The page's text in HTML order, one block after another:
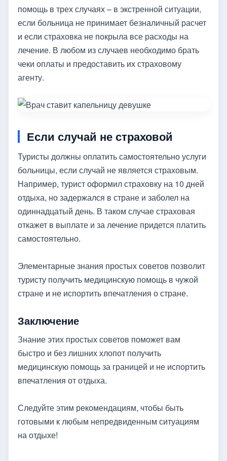
помощь в трех случаях – в экстренной ситуации,
если больница не принимает безналичный расчет
и если страховка не покрыла все расходы на
лечение. В любом из случаев необходимо брать
чеки оплаты и предоставить их страховому
агенту.
Если случай не страховой
Туристы должны оплатить самостоятельно услуги
больницы, если случай не является страховым.
Например, турист оформил страховку на 10 дней
отдыха, но задержался в стране и заболел на
одиннадцатый день. В таком случае страховая
откажет в выплате и за лечение придется платить
самостоятельно.
Элементарные знания простых советов позволит
туристу получить медицинскую помощь в чужой
стране и не испортить впечатления о стране.
Заключение
Знание этих простых советов поможет вам
быстро и без лишних хлопот получить
медицинскую помощь за границей и не испортить
впечатления от отдыха.
Следуйте этим рекомендациям, чтобы быть
готовыми к любым непредвиденным ситуациям
на отдыхе!